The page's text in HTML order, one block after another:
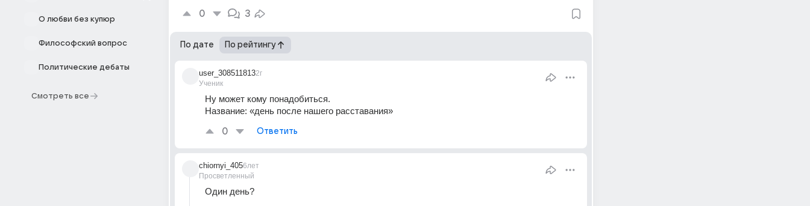
О любви без купюр
Философский вопрос
Политические дебаты
Смотреть все
0 3
По дате По рейтингу
user_308511813
Ученик
2г
Ну может кому понадобиться.
Название: «день после нашего расставания»
0 Ответить
chiornyi_405
Просветленный
6лет
Один день?